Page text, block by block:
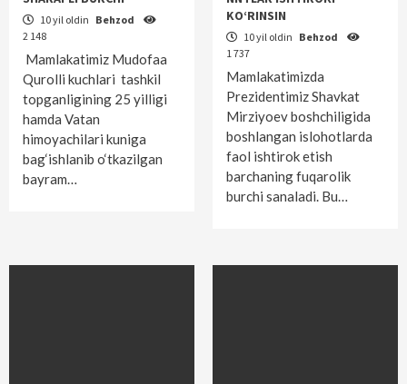
10 yil oldin Behzod
2 148
Mamlakatimiz Mudofaa
Qurolli kuchlari tashkil
topganligining 25 yilligi
hamda Vatan
himoyachilari kuniga
bag‘ishlanib o‘tkazilgan
bayram…
KO‘RINSIN
10 yil oldin Behzod
1 737
Mamlakatimizda
Prezidentimiz Shavkat
Mirziyoev boshchiligida
boshlangan islohotlarda
faol ishtirok etish
barchaning fuqarolik
burchi sanaladi. Bu…